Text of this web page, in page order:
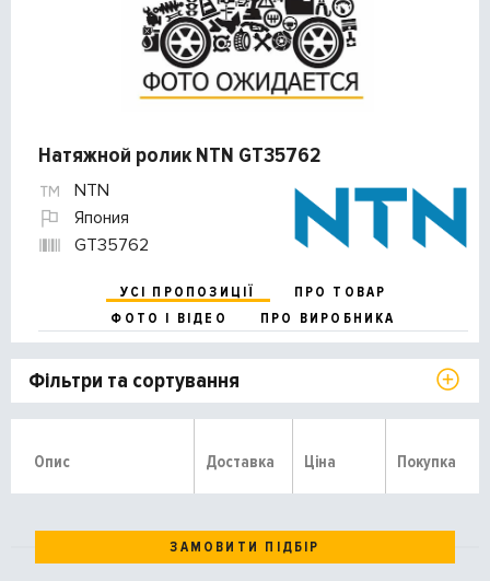
Натяжной ролик NTN GT35762
NTN
Япония
GT35762
УСІ ПРОПОЗИЦІЇ
ПРО ТОВАР
ФОТО І ВІДЕО
ПРО ВИРОБНИКА
Фільтри та сортування
Опис Доставка Ціна Покупка
ЗАМОВИТИ ПІДБІР